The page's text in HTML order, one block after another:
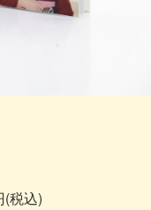
税込)